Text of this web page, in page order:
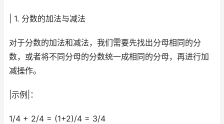
| 1. 分数的加法与减法
对于分数的加法和减法，我们需要先找出分母相同的分
数，或者将不同分母的分数统一成相同的分母，再进行加
减操作。
|示例|：
1/4 + 2/4 = (1+2)/4 = 3/4